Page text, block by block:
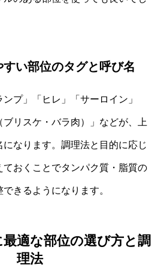
すい部位のタグと呼び名
プ」「ヒレ」「サーロイン」
ブリスケ・バラ肉）」などが、上
なります。調理法と目的に応じ
おくことでタンパク質・脂質の
きるようになります。
適な部位の選び方と調
理法